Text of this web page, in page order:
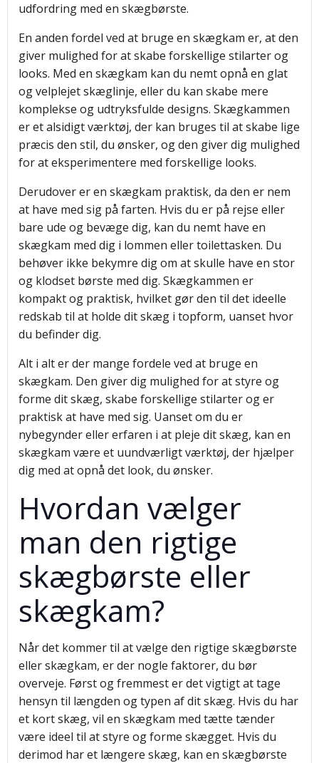
udfordring med en skægbørste.
En anden fordel ved at bruge en skægkam er, at den
giver mulighed for at skabe forskellige stilarter og
looks. Med en skægkam kan du nemt opnå en glat
og velplejet skæglinje, eller du kan skabe mere
komplekse og udtryksfulde designs. Skægkammen
er et alsidigt værktøj, der kan bruges til at skabe lige
præcis den stil, du ønsker, og den giver dig mulighed
for at eksperimentere med forskellige looks.
Derudover er en skægkam praktisk, da den er nem
at have med sig på farten. Hvis du er på rejse eller
bare ude og bevæge dig, kan du nemt have en
skægkam med dig i lommen eller toilettasken. Du
behøver ikke bekymre dig om at skulle have en stor
og klodset børste med dig. Skægkammen er
kompakt og praktisk, hvilket gør den til det ideelle
redskab til at holde dit skæg i topform, uanset hvor
du befinder dig.
Alt i alt er der mange fordele ved at bruge en
skægkam. Den giver dig mulighed for at styre og
forme dit skæg, skabe forskellige stilarter og er
praktisk at have med sig. Uanset om du er
nybegynder eller erfaren i at pleje dit skæg, kan en
skægkam være et uundværligt værktøj, der hjælper
dig med at opnå det look, du ønsker.
Hvordan vælger
man den rigtige
skægbørste eller
skægkam?
Når det kommer til at vælge den rigtige skægbørste
eller skægkam, er der nogle faktorer, du bør
overveje. Først og fremmest er det vigtigt at tage
hensyn til længden og typen af dit skæg. Hvis du har
et kort skæg, vil en skægkam med tætte tænder
være ideel til at styre og forme skægget. Hvis du
derimod har et længere skæg, kan en skægbørste